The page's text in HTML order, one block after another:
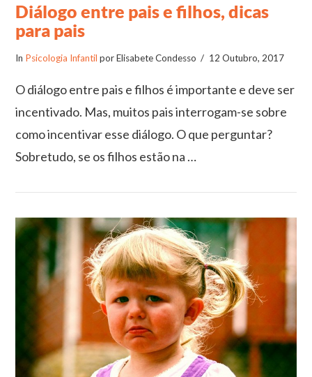
VIEW POST
Diálogo entre pais e filhos, dicas
para pais
In Psicologia Infantil por Elisabete Condesso 12 Outubro, 2017
O diálogo entre pais e filhos é importante e deve ser
incentivado. Mas, muitos pais interrogam-se sobre
como incentivar esse diálogo. O que perguntar?
Sobretudo, se os filhos estão na …